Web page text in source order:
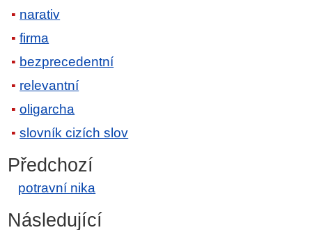
narativ
firma
bezprecedentní
relevantní
oligarcha
slovník cizích slov
Předchozí
potravní nika
Následující